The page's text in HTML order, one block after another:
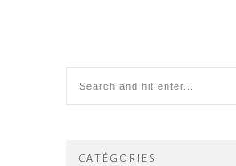
CATÉGORIES